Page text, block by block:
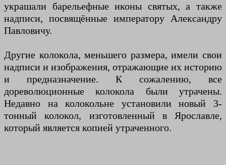
украшали барельефные иконы святых, а также
надписи, посвящённые императору Александру
Павловичу.
Другие колокола, меньшего размера, имели свои
надписи и изображения, отражающие их историю
и предназначение. К сожалению, все
дореволюционные колокола были утрачены.
Недавно на колокольне установили новый 3-
тонный колокол, изготовленный в Ярославле,
который является копией утраченного.